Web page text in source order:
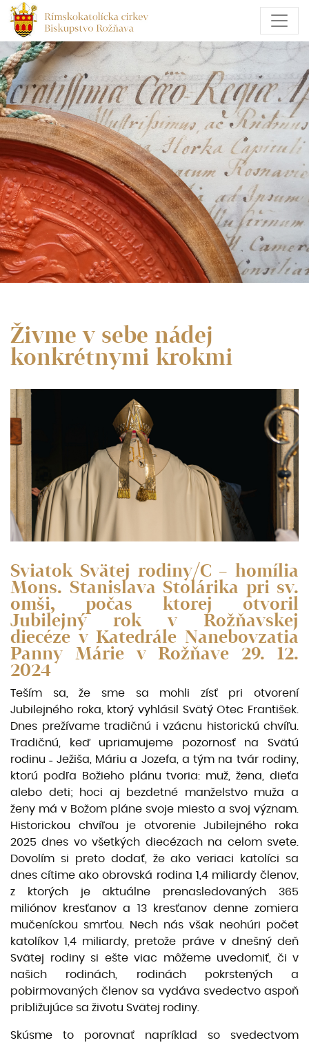
Živme v sebe nádej
konkrétnymi krokmi
Sviatok Svätej rodiny/C – homília
Mons. Stanislava Stolárika pri sv.
omši, počas ktorej otvoril
Jubilejný rok v Rožňavskej
diecéze v Katedrále Nanebovzatia
Panny Márie v Rožňave 29. 12.
2024
Teším sa, že sme sa mohli zísť pri otvorení
Jubilejného roka, ktorý vyhlásil Svätý Otec František.
Dnes prežívame tradičnú i vzácnu historickú chvíľu.
Tradičnú, keď upriamujeme pozornosť na Svätú
rodinu ˗ Ježiša, Máriu a Jozefa, a tým na tvár rodiny,
ktorú podľa Božieho plánu tvoria: muž, žena, dieťa
alebo deti; hoci aj bezdetné manželstvo muža a
ženy má v Božom pláne svoje miesto a svoj význam.
Historickou chvíľou je otvorenie Jubilejného roka
2025 dnes vo všetkých diecézach na celom svete.
Dovolím si preto dodať, že ako veriaci katolíci sa
dnes cítime ako obrovská rodina 1,4 miliardy členov,
z ktorých je aktuálne prenasledovaných 365
miliónov kresťanov a 13 kresťanov denne zomiera
mučeníckou smrťou. Nech nás však neohúri počet
katolíkov 1,4 miliardy, pretože práve v dnešný deň
Svätej rodiny si ešte viac môžeme uvedomiť, či v
našich rodinách, rodinách pokrstených a
pobirmovaných členov sa vydáva svedectvo aspoň
približujúce sa životu Svätej rodiny.
Skúsme to porovnať napríklad so svedectvom